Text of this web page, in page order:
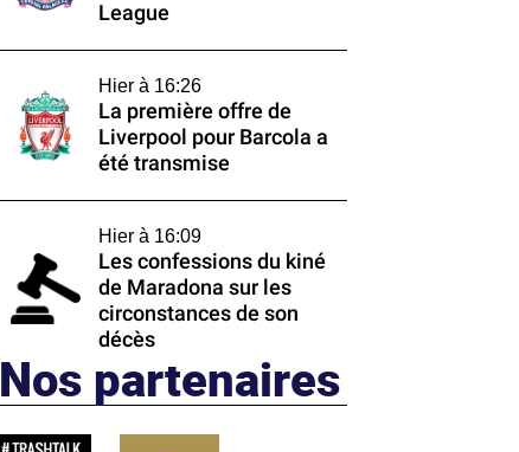
League
Hier à 16:26
La première offre de
Liverpool pour Barcola a
été transmise
Hier à 16:09
Les confessions du kiné
de Maradona sur les
circonstances de son
décès
Nos partenaires